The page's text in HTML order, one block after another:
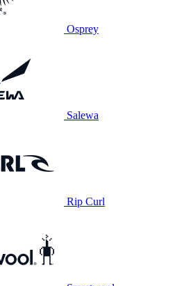
Osprey
Salewa
Rip Curl